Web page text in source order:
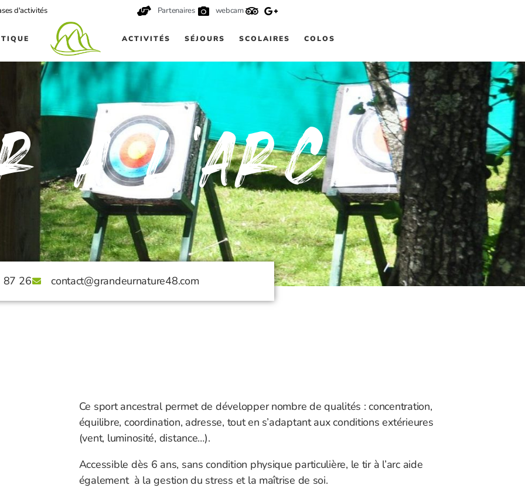
d'activités Partenaires webcam
ACTIVITÉS SÉJOURS SCOLAIRES COLOS
à l'arc
87 26 contact@grandeurnature48.com
Ce sport ancestral permet de développer nombre de qualités : concentration,
équilibre, coordination, adresse, tout en s’adaptant aux conditions extérieures
(vent, luminosité, distance…).
Accessible dès 6 ans, sans condition physique particulière, le tir à l’arc aide
également à la gestion du stress et la maîtrise de soi.